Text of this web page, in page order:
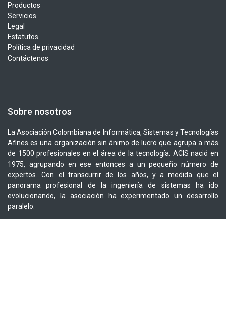
Productos
Servicios
Legal
Estatutos
Política de privacidad
Contáctenos
Sobre nosotros
La Asociación Colombiana de Informática, Sistemas y Tecnologías
Afines es una organización sin ánimo de lucro que agrupa a más
de 1500 profesionales en el área de la tecnología. ACIS nació en
1975, agrupando en ese entonces a un pequeño número de
expertos. Con el transcurrir de los años, y a medida que el
panorama profesional de la ingeniería de sistemas ha ido
evolucionando, la asociación ha experimentado un desarrollo
paralelo.